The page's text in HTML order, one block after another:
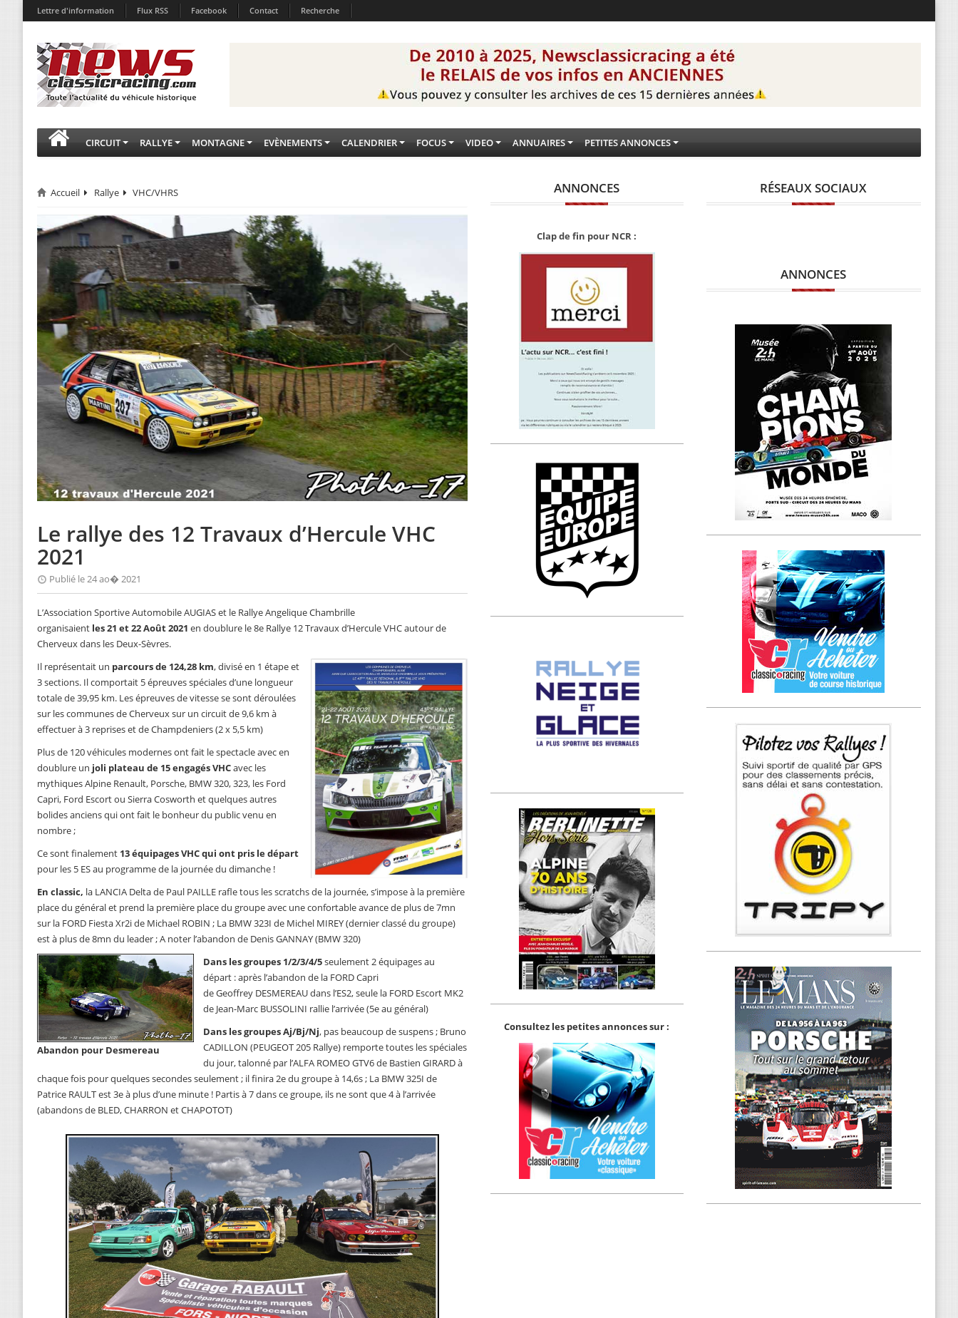
Lettre d'information Flux RSS Facebook Contact Recherche
CIRCUIT RALLYE MONTAGNE EVÈNEMENTS CALENDRIER FOCUS VIDEO ANNUAIRES PETITES ANNONCES
Accueil Rallye VHC/VHRS
Le rallye des 12 Travaux d’Hercule VHC
2021
Publié le 24 ao� 2021
L’Association Sportive Automobile AUGIAS et le Rallye Angelique Chambrille
organisaient les 21 et 22 Août 2021 en doublure le 8e Rallye 12 Travaux d’Hercule VHC autour de
Cherveux dans les Deux-Sèvres.
Il représentait un parcours de 124,28 km, divisé en 1 étape et
3 sections. Il comportait 5 épreuves spéciales d’une longueur
totale de 39,95 km. Les épreuves de vitesse se sont déroulées
sur les communes de Cherveux sur un circuit de 9,6 km à
effectuer à 3 reprises et de Champdeniers (2 x 5,5 km)
Plus de 120 véhicules modernes ont fait le spectacle avec en
doublure un joli plateau de 15 engagés VHCavec les
mythiques Alpine Renault, Porsche, BMW 320, 323, les Ford
Capri, Ford Escort ou Sierra Cosworth et quelques autres
bolides anciens qui ont fait le bonheur du public venu en
nombre ;
Ce sont finalement 13 équipages VHC qui ont pris le départ
pour les 5 ES au programme de la journée du dimanche !
En classic, la LANCIA Delta de Paul PAILLE rafle tous les scratchs de la journée, s’impose à la première
place du général et prend la première place du groupe avec une confortable avance de plus de 7mn
sur la FORD Fiesta Xr2i de Michael ROBIN ; La BMW 323I de Michel MIREY (dernier classé du groupe)
est à plus de 8mn du leader ; A noter l’abandon de Denis GANNAY (BMW 320)
Abandon pour Desmereau
Dans les groupes 1/2/3/4/5seulement 2 équipages au
départ : après l’abandon de la FORD Capri
de Geoffrey DESMEREAU dans l’ES2, seule la FORD Escort MK2
de Jean-Marc BUSSOLINI rallie l’arrivée (5e au général)
Dans les groupes Aj/Bj/Nj, pas beaucoup de suspens ; Bruno
CADILLON (PEUGEOT 205 Rallye) remporte toutes les spéciales
du jour, talonné par l’ALFA ROMEO GTV6 de Bastien GIRARD à
chaque fois pour quelques secondes seulement ; il finira 2e du groupe à 14,6s ; La BMW 325I de
Patrice RAULT est 3e à plus d’une minute ! Partis à 7 dans ce groupe, ils ne sont que 4 à l’arrivée
(abandons de BLED, CHARRON et CHAPOTOT)
ANNONCES
Clap de fin pour NCR :
Consultez les petites annonces sur :
RÉSEAUX SOCIAUX
ANNONCES